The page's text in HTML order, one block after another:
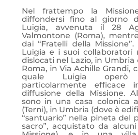
Nel frattempo la
diffondersi fino al giorno
Luigia, avvenuta il 28
Valmontone (Roma),
dai “Fratelli della
Luigia e i suoi collaboratori
dislocati nel Lazio, in Umbria
Roma, in Via Achille Grandi,
quale Luigia
particolarmente efficace
diffusione della Missione.
sono in una casa colonica
(Terni), in Umbria (dove è
“santuario” nella pineta del
sacro”, acquistato da